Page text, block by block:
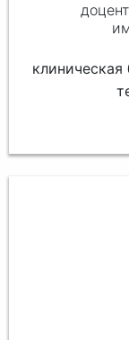
клиническая